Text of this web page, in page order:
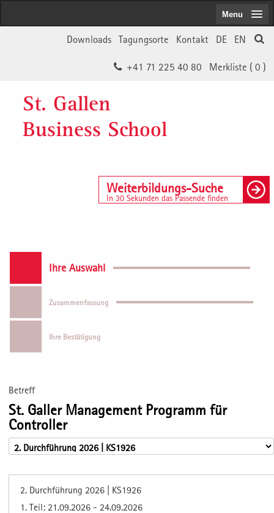
EN
DE
Kontakt
Tagungsorte
Downloads
Merkliste ( 0 )
+41 71 225 40 80
St. Gallen
Business School
Weiterbildungs-Suche
In 30 Sekunden das Passende finden
Menu
Ihre Auswahl
Zusammenfassung
Ihre Bestätigung
Betreff
St. Galler Management Programm für
Controller
2. Durchführung 2026 | KS1926
1. Teil: 21.09.2026 - 24.09.2026